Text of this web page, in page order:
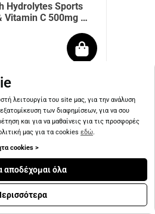
Hydrolytes Sports
Vitamin C 500mg …
λειτουργία του site μας, για την ανάλυση
των διαφημίσεων, για να σου
και για να μαθαίνεις για τις προσφορές
μας για τα cookies εδώ.
cookies >
αποδέχομαι όλα